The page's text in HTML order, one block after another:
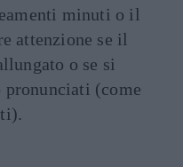
minuti o il
attenzione se il
o se si
(come